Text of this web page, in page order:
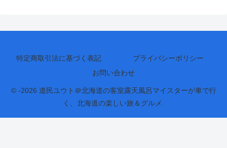
特定商取引法に基づく表記
プライバシーポリシー
お問い合わせ
© -2026 道民ユウト＠北海道の客室露天風呂マイスターが車で行
く、北海道の楽しい旅＆グルメ.